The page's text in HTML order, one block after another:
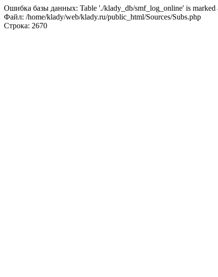
Ошибка базы данных: Table './klady_db/smf_log_online' is marked
Файл: /home/klady/web/klady.ru/public_html/Sources/Subs.php
Строка: 2670